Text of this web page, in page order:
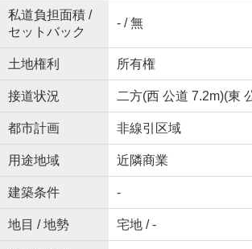
私道負担面積 /
セットバック
- / 無
土地権利 所有権
接道状況 二方(西 公道 7.2m)(東
都市計画 非線引区域
用途地域 近隣商業
建築条件 -
地目 / 地勢 宅地 / -